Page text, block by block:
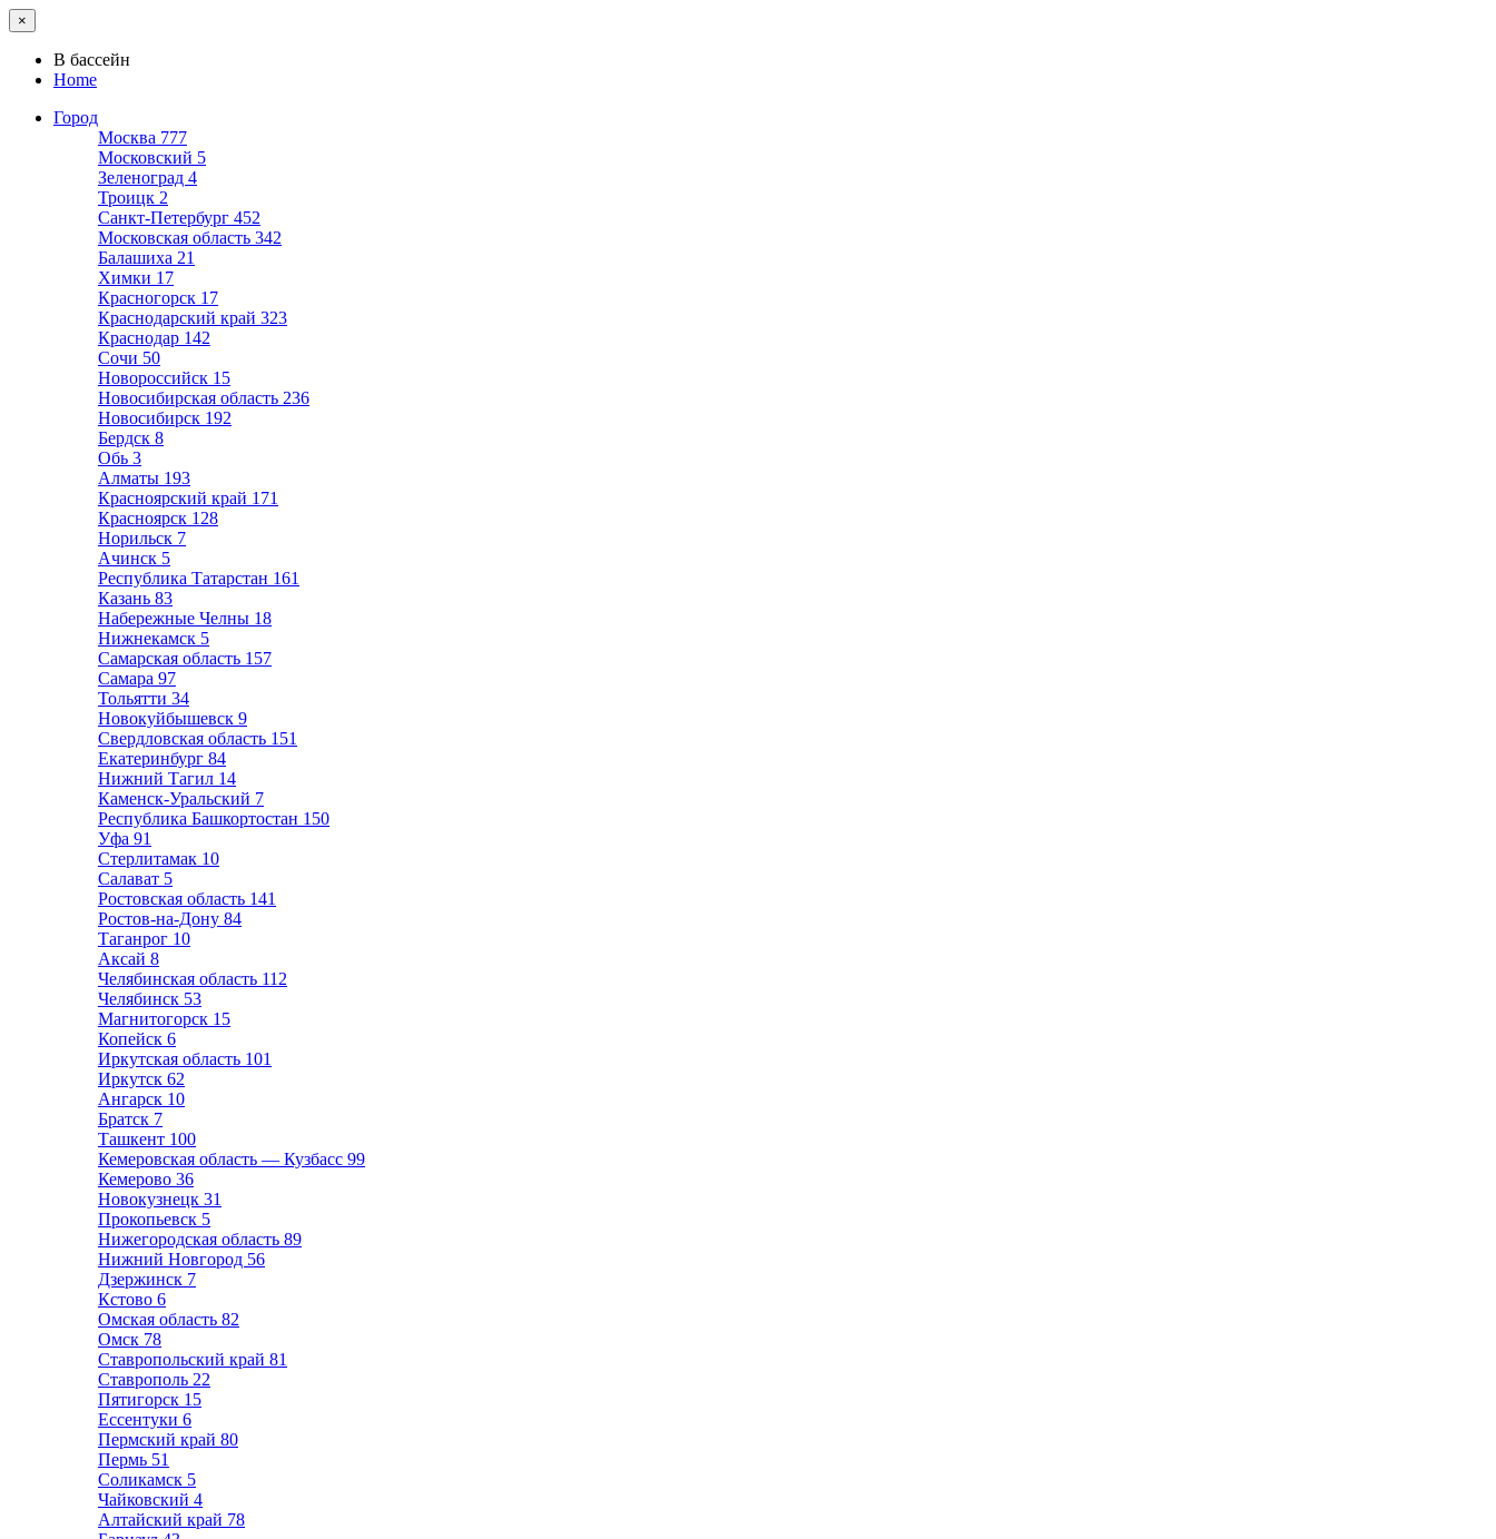
×
В бассейн
Home
Город
Москва 777
Московский 5
Зеленоград 4
Троицк 2
Санкт-Петербург 452
Московская область 342
Балашиха 21
Химки 17
Красногорск 17
Краснодарский край 323
Краснодар 142
Сочи 50
Новороссийск 15
Новосибирская область 236
Новосибирск 192
Бердск 8
Обь 3
Алматы 193
Красноярский край 171
Красноярск 128
Норильск 7
Ачинск 5
Республика Татарстан 161
Казань 83
Набережные Челны 18
Нижнекамск 5
Самарская область 157
Самара 97
Тольятти 34
Новокуйбышевск 9
Свердловская область 151
Екатеринбург 84
Нижний Тагил 14
Каменск-Уральский 7
Республика Башкортостан 150
Уфа 91
Стерлитамак 10
Салават 5
Ростовская область 141
Ростов-на-Дону 84
Таганрог 10
Аксай 8
Челябинская область 112
Челябинск 53
Магнитогорск 15
Копейск 6
Иркутская область 101
Иркутск 62
Ангарск 10
Братск 7
Ташкент 100
Кемеровская область — Кузбасс 99
Кемерово 36
Новокузнецк 31
Прокопьевск 5
Нижегородская область 89
Нижний Новгород 56
Дзержинск 7
Кстово 6
Омская область 82
Омск 78
Ставропольский край 81
Ставрополь 22
Пятигорск 15
Ессентуки 6
Пермский край 80
Пермь 51
Соликамск 5
Чайковский 4
Алтайский край 78